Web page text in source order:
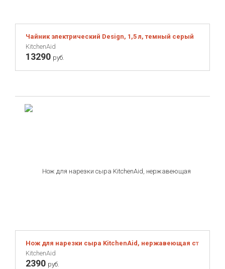
Чайник электрический Design, 1,5 л, темный серый
KitchenAid
13290 руб.
Нож для нарезки сыра KitchenAid, нержавеющая сталь,
KitchenAid
2390 руб.